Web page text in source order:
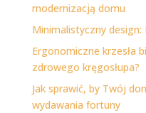
modernizacją domu
Minimalistyczny design:
Ergonomiczne krzesła
zdrowego kręgosłupa?
Jak sprawić, by Twój
wydawania fortuny